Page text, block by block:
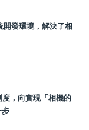
開發環境，解決了相
，向實現「相機的
步